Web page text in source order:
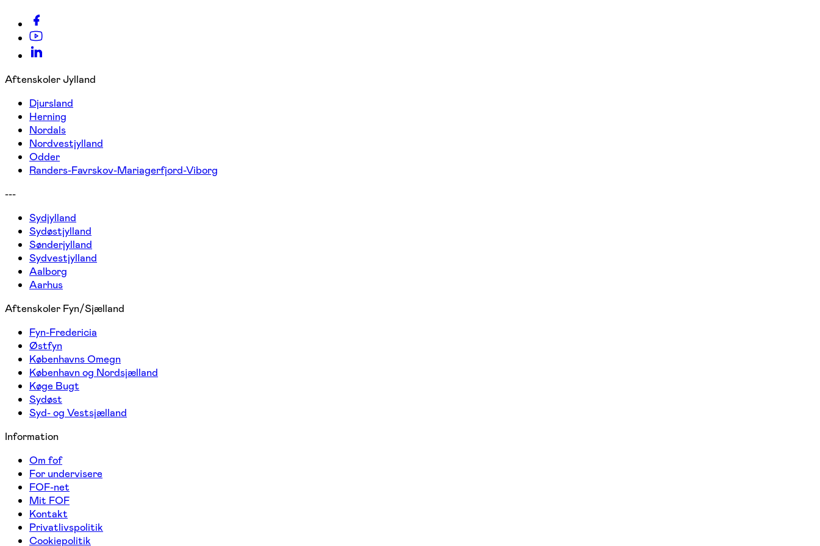
Aftenskoler Jylland
Djursland
Herning
Nordals
Nordvestjylland
Odder
Randers-Favrskov-Mariagerfjord-Viborg
---
Sydjylland
Sydøstjylland
Sønderjylland
Sydvestjylland
Aalborg
Aarhus
Aftenskoler Fyn/Sjælland
Fyn-Fredericia
Østfyn
Københavns Omegn
København og Nordsjælland
Køge Bugt
Sydøst
Syd- og Vestsjælland
Information
Om fof
For undervisere
FOF-net
Mit FOF
Kontakt
Privatlivspolitik
Cookiepolitik